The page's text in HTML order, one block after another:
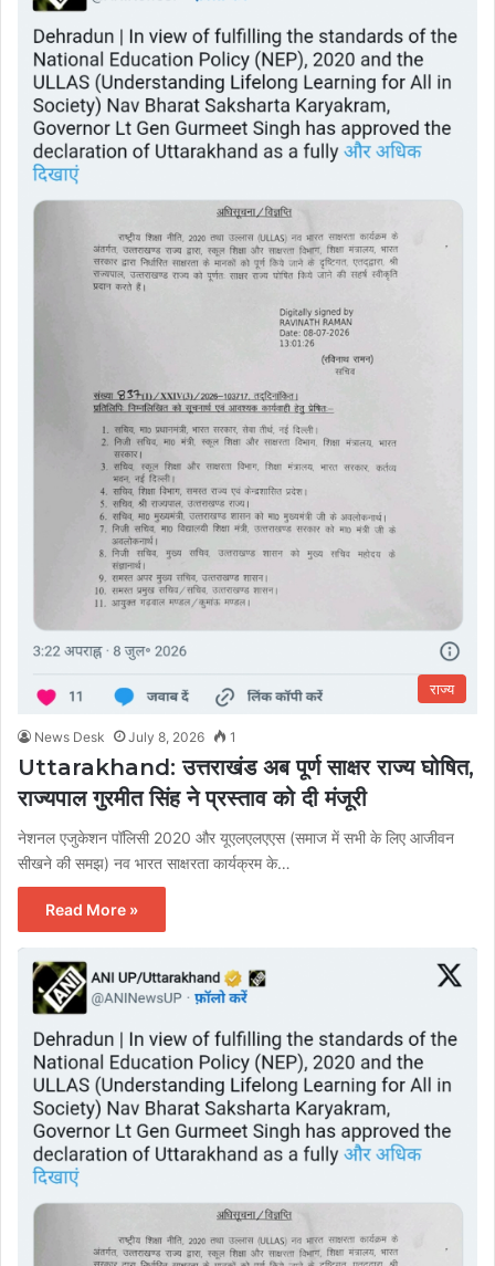
राज्य
News Desk July 8, 2026 1
Uttarakhand: उत्तराखंड अब पूर्ण साक्षर राज्य घोषित,
राज्यपाल गुरमीत सिंह ने प्रस्ताव को दी मंजूरी
नेशनल एजुकेशन पॉलिसी 2020 और यूएलएलएएस (समाज में सभी के लिए आजीवन
सीखने की समझ) नव भारत साक्षरता कार्यक्रम के…
Read More »